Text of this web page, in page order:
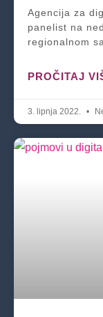
Agencija za
panelist na
regionalnom
PROČITAJ
3. lipnja 2022.